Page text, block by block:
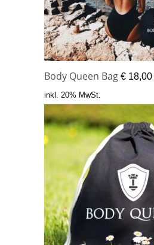
Body Queen Bag € 18,00
inkl. 20% MwSt.